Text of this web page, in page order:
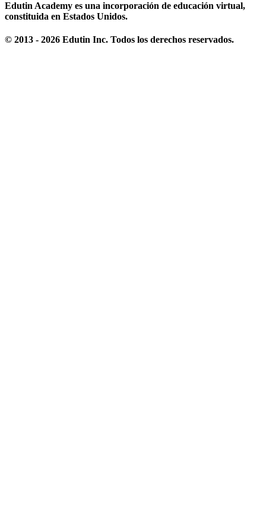
Edutin Academy es una incorporación de educación virtual,
constituida en Estados Unidos.
© 2013 - 2026 Edutin Inc. Todos los derechos reservados.